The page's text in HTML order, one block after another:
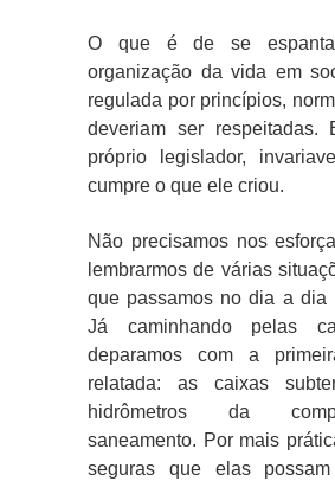
O que é de se
organização da vida em
regulada por princípios,
deveriam ser respeitadas.
próprio legislador,
cumpre o que ele criou.
Não precisamos nos
lembrarmos de várias
que passamos no dia a dia
Já caminhando pelas
deparamos com a
relatada: as caixas
hidrômetros da
saneamento. Por mais
seguras que elas